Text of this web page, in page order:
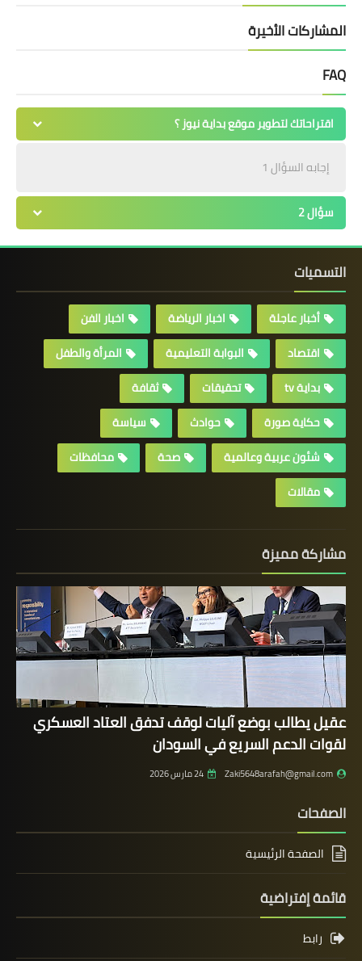
المشاركات الأخيرة
FAQ
اقتراحاتك لتطوير موقع بداية نيوز ؟
إجابه السؤال 1
سؤال 2
التسميات
أخبار عاجلة اخبار الرياضة
اخبار الفن
اقتصاد
البوابة التعليمية
المرأة والطفل
بداية tv
تحقيقات
ثقافة
حكاية صورة
حوادث
سياسة
شئون عربية وعالمية
صحة
محافظات
مقالات
مشاركة مميزة
عقيل يطالب بوضع آليات لوقف تدفق العتاد العسكري
لقوات الدعم السريع في السودان
Zaki5648arafah@gmail.com 24 مارس 2026
الصفحات
الصفحة الرئيسية
قائمة إفتراضية
رابط